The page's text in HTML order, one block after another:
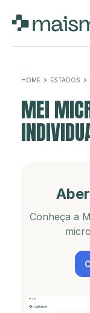
HOME ESTADOS
MEI
Conheça a